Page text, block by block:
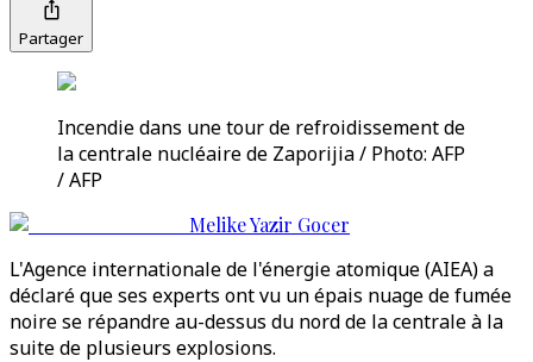
Partager
Incendie dans une tour de refroidissement de
la centrale nucléaire de Zaporijia / Photo: AFP
/ AFP
Melike Yazir Gocer
L'Agence internationale de l'énergie atomique (AIEA) a
déclaré que ses experts ont vu un épais nuage de fumée
noire se répandre au-dessus du nord de la centrale à la
suite de plusieurs explosions.